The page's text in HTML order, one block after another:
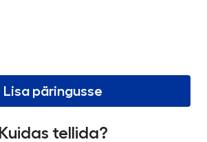
Lisa päringusse
Kuidas tellida?